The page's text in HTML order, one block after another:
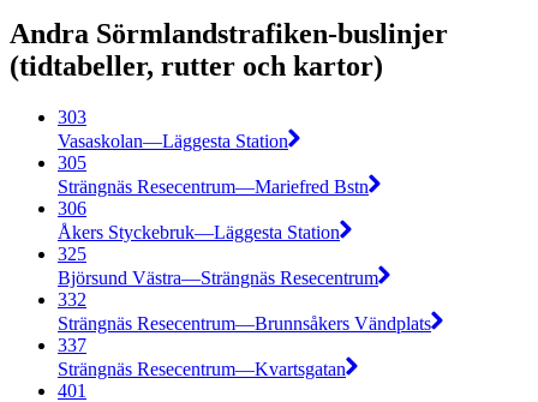
Andra Sörmlandstrafiken-buslinjer
(tidtabeller, rutter och kartor)
303
Vasaskolan—Läggesta Station
305
Strängnäs Resecentrum—Mariefred Bstn
306
Åkers Styckebruk—Läggesta Station
325
Björsund Västra—Strängnäs Resecentrum
332
Strängnäs Resecentrum—Brunnsåkers Vändplats
337
Strängnäs Resecentrum—Kvartsgatan
401